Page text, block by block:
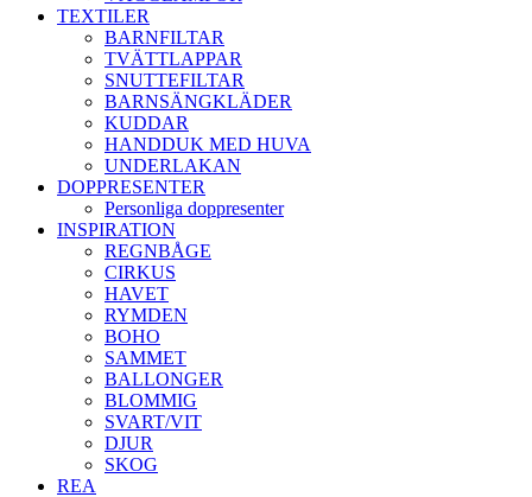
TEXTILER
BARNFILTAR
TVÄTTLAPPAR
SNUTTEFILTAR
BARNSÄNGKLÄDER
KUDDAR
HANDDUK MED HUVA
UNDERLAKAN
DOPPRESENTER
Personliga doppresenter
INSPIRATION
REGNBÅGE
CIRKUS
HAVET
RYMDEN
BOHO
SAMMET
BALLONGER
BLOMMIG
SVART/VIT
DJUR
SKOG
REA